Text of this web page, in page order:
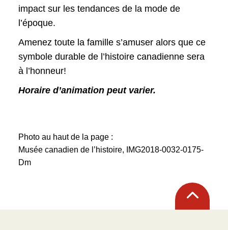
impact sur les tendances de la mode de
l’époque.
Amenez toute la famille s’amuser alors que ce
symbole durable de l’histoire canadienne sera
à l’honneur!
Horaire d’animation peut varier.
Photo au haut de la page :
Musée canadien de l’histoire, IMG2018-0032-0175-
Dm
Retour
en